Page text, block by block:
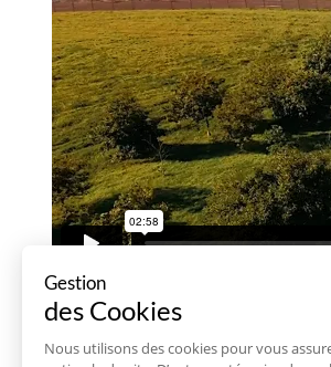
Gestion
des Cookies
Nous utilisons des cookies pour vous